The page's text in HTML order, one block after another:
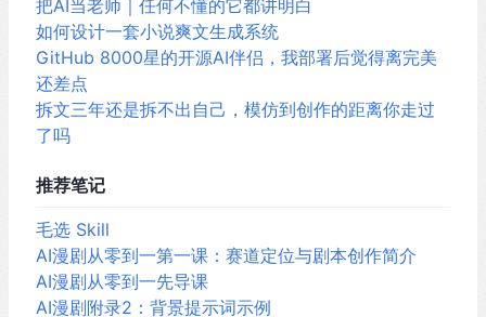
把AI当老师｜任何不懂的它都讲明白
如何设计一套小说爽文生成系统
GitHub 8000星的开源AI伴侣，我部署后觉得离完美
还差点
拆文三年还是拆不出自己，模仿到创作的距离你走过
了吗
推荐笔记
毛选 Skill
AI漫剧从零到一第一课：赛道定位与剧本创作简介
AI漫剧从零到一先导课
AI漫剧附录2：背景提示词示例